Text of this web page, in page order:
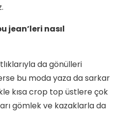
jean’leri nasıl
da gönülleri
bu moda yaza da sarkar
kısa crop top üstlere çok
gömlek ve kazaklarla da